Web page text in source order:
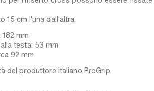
15 cm l'una dall'altra.
mm
testa: 53 mm
92 mm
del produttore italiano ProGrip.